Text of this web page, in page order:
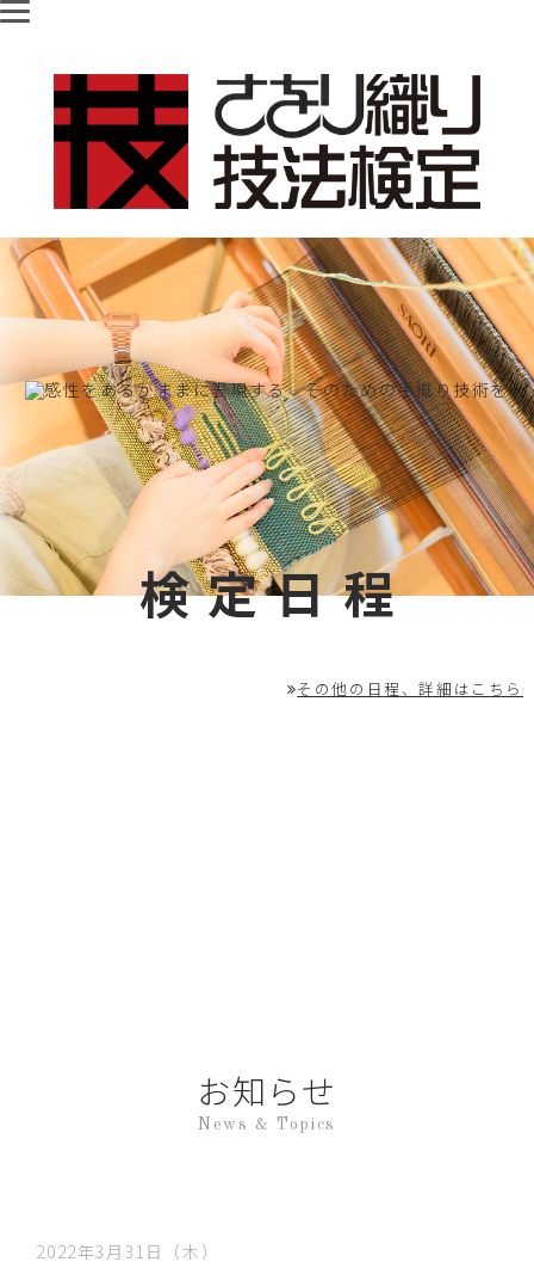
検定日程
その他の日程、詳細はこちら
お知らせ
News & Topics
2022年3月31日（木）